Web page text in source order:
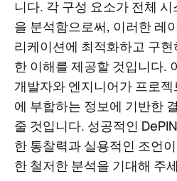
니다. 각 구성 요소가 전체
을 분석함으로써, 이러한 레
리케이션에 최적화하고 구
한 이해를 제공할 것입니다.
개발자와 엔지니어가 프로
에 부합하는 정보에 기반한
줄 것입니다. 성공적인
한 통찰력과 실용적인 조언
한 철저한 분석을 기대해 주